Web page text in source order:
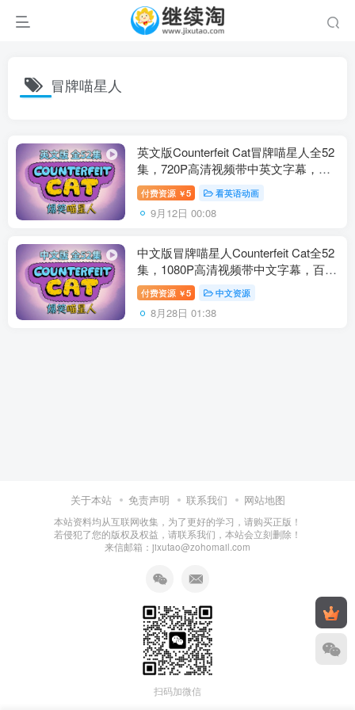
冒牌喵星人
英文版Counterfeit Cat冒牌喵星人全52
集，720P高清视频带中英文字幕，百
度网盘下载！
付费资源 ￥5 看英语动画
9月12日 00:08
中文版冒牌喵星人Counterfeit Cat全52
集，1080P高清视频带中文字幕，百度
网盘下载！
付费资源 ￥5 中文资源
8月28日 01:38
关于本站 免责声明 联系我们 网站地图
本站资料均从互联网收集，为了更好的学习，请购买正版！
若侵犯了您的版权及权益，请联系我们，本站会立刻删除！
来信邮箱：jixutao@zohomail.com
扫码加微信